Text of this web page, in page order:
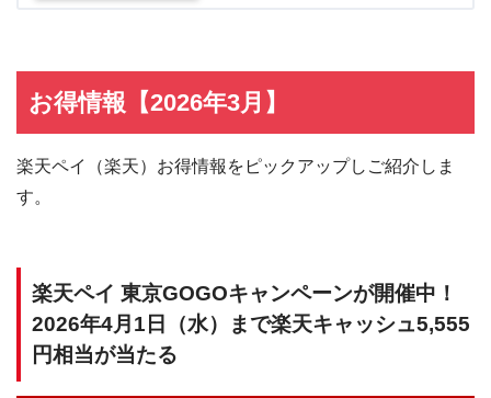
お得情報【2026年3月】
楽天ペイ（楽天）お得情報をピックアップしご紹介しま
す。
楽天ペイ 東京GOGOキャンペーンが開催中！
2026年4月1日（水）まで楽天キャッシュ5,555
円相当が当たる